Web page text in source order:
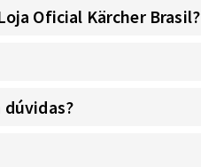
Oficial Kärcher Brasil?
dúvidas?